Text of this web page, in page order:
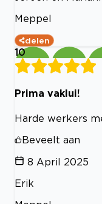
Meppel
delen
10
Prima vaklui!
Harde werkers
Beveelt aan
8 April 2025
Erik